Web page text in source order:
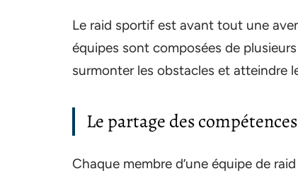
Le raid sportif est avant tout une
équipes sont composées de
surmonter les obstacles et atteindre
Le partage des compétences
Chaque membre d’une équipe de